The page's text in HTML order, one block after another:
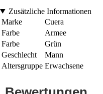
Zusätzliche Informationen
Marke
Cuera
Farbe
Armee
Farbe
Grün
Geschlecht
Mann
Altersgruppe Erwachsene